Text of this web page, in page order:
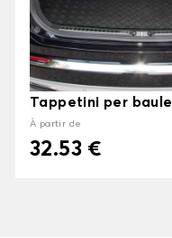
Tappetini per
À partir de
32.53 €